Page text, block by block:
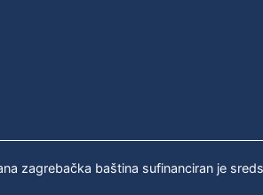
zagrebačka baština sufinanciran je